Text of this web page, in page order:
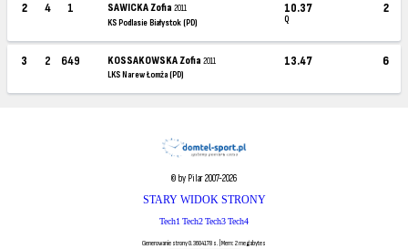
2 4 1 SAWICKA Zofia2011
KS Podlasie Białystok (PD)
10.37
Q
2
3 2 649 KOSSAKOWSKA Zofia2011
LKS Narew Łomża (PD)
13.47 6
© by Pilar 2007-2026
STARY WIDOK STRONY
Tech1Tech2Tech3Tech4
Generowanie strony 0.3604178 s. | Mem: 2 megabytes